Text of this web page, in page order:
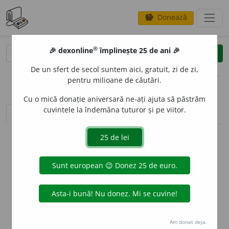
savings Donează
clear
opțiuni
sinteza definițiilor (1) definiții (9) declinări
info
Aceste definiții sunt compilate de
echipa dexonline. Definițiile
originale se află pe filadefiniții.
preferințe
🎉 dexonline® împlinește 25 de ani 🎉
De un sfert de secol suntem aici, gratuit, zi de zi,
pentru milioane de căutări.
Cu o mică donație aniversară ne-ați ajuta să păstrăm
cuvintele la îndemâna tuturor și pe viitor.
Am donat deja.